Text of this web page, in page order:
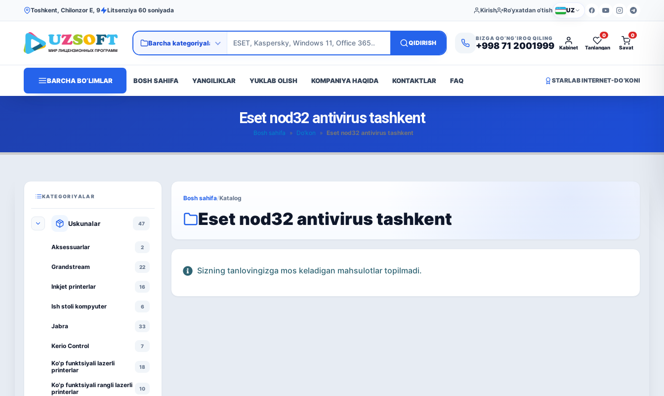
Toshkent, Chilonzor E, 9 Litsenziya 60 soniyada Kirish Ro‘yxatdan o‘tish UZ
QIDIRISH
BIZGA QO‘NG‘IROQ QILING
+998 71 2001999 Kabinet Tanlangan
0
Savat
0
BARCHA BO‘LIMLAR BOSH SAHIFA YANGILIKLAR YUKLAB OLISH KOMPANIYA HAQIDA KONTAKTLAR FAQ STARLAB INTERNET-DO‘KONI
Eset nod32 antivirus tashkent
Bosh sahifa » Do’kon » Eset nod32 antivirus tashkent
KATEGORIYALAR
Uskunalar 47
Aksessuarlar 2
Grandstream 22
Inkjet printerlar 16
Ish stoli kompyuter 6
Jabra 33
Kerio Control 7
Ko'p funktsiyali lazerli
printerlar
18
Ko'p funktsiyali rangli lazerli
printerlar
10
Bosh sahifa/Katalog
Eset nod32 antivirus tashkent
Sizning tanlovingizga mos keladigan mahsulotlar topilmadi.